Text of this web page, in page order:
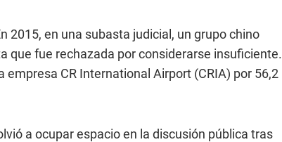
2015, en una subasta judicial, un grupo chino
que fue rechazada por considerarse insuficiente.
empresa CR International Airport (CRIA) por 56,2
a ocupar espacio en la discusión pública tras